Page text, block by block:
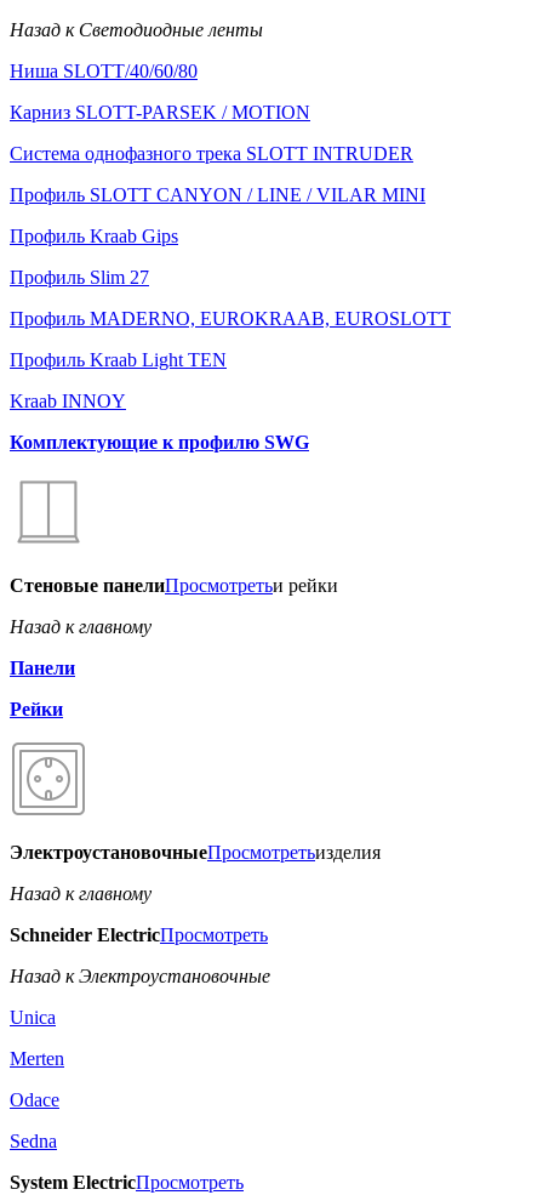
Назад к Светодиодные ленты
Ниша SLOTT/40/60/80
Карниз SLOTT-PARSEK / MOTION
Система однофазного трека SLOTT INTRUDER
Профиль SLOTT CANYON / LINE / VILAR MINI
Профиль Kraab Gips
Профиль Slim 27
Профиль MADERNO, EUROKRAAB, EUROSLOTT
Профиль Kraab Light TEN
Kraab INNOY
Комплектующие к профилю SWG
Стеновые панелиПросмотретьи рейки
Назад к главному
Панели
Рейки
ЭлектроустановочныеПросмотретьизделия
Назад к главному
Schneider ElectricПросмотреть
Назад к Электроустановочные
Unica
Merten
Odace
Sedna
System ElectricПросмотреть